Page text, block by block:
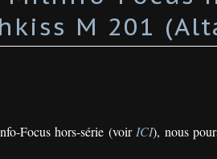
M 201
Focus hors-série (voir ICI), nous